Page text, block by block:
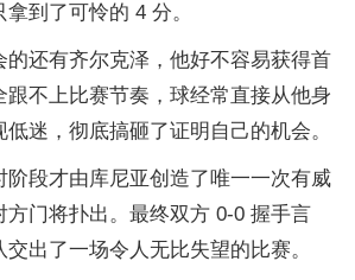
到了可怜的 4 分。
的还有齐尔克泽，他好不容易获得首
跟不上比赛节奏，球经常直接从他身
迷，彻底搞砸了证明自己的机会。
阶段才由库尼亚创造了唯一一次有威
方门将扑出。最终双方 0-0 握手言
出了一场令人无比失望的比赛。